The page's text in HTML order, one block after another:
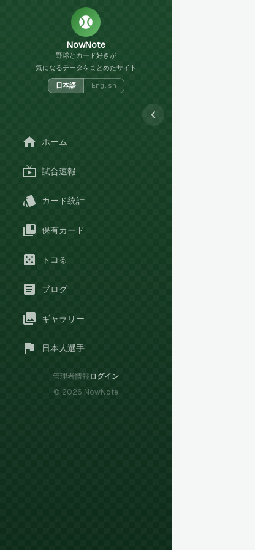
NowNote
野球とカード好きが
気になるデータをまとめたサイト
日本語 English
ホーム
試合速報
カード統計
保有カード
トコる
ブログ
ギャラリー
日本人選手
管理者情報 ログイン
© 2026 NowNote